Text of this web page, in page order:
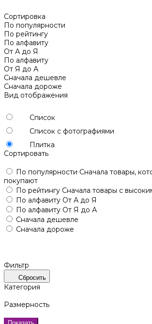
Сортировка
По популярности
По рейтингу
По алфавиту
От А до Я
По алфавиту
От Я до А
Сначала дешевле
Сначала дороже
Вид отображения
Список
Список с фотографиями
Плитка
Сортировать
По популярности Сначала товары,
покупают
По рейтингу Сначала товары с
По алфавиту От А до Я
По алфавиту От Я до А
Сначала дешевле
Сначала дороже
Фильтр
Сбросить
Категория
Размерность
Показать